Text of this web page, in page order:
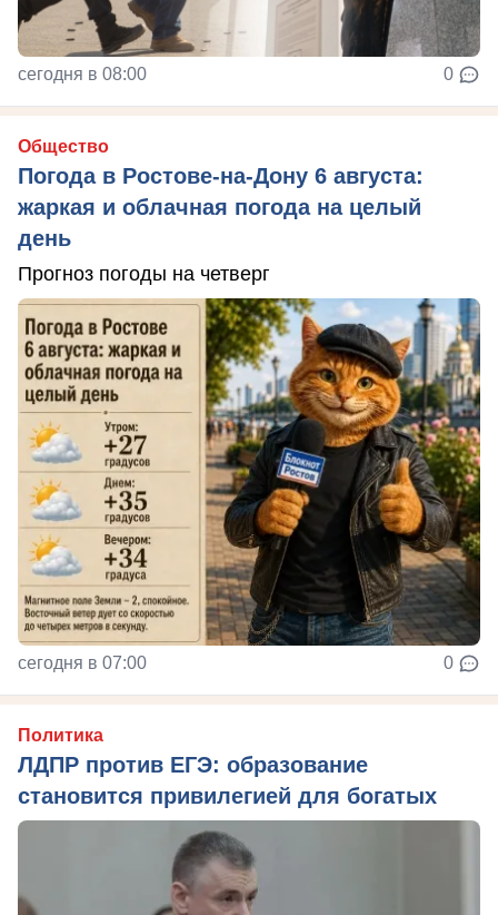
сегодня в 08:00 0
Общество
Погода в Ростове-на-Дону 6 августа:
жаркая и облачная погода на целый
день
Прогноз погоды на четверг
сегодня в 07:00 0
Политика
ЛДПР против ЕГЭ: образование
становится привилегией для богатых